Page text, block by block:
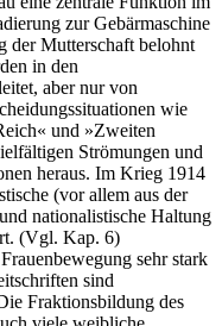
zur Gebärmaschine
der Mutterschaft belohnt
in den
aber nur von
wie
und »Zweiten
Strömungen und
heraus. Im Krieg 1914
(vor allem aus der
nationalistische Haltung
(Vgl. Kap. 6)
sehr stark
sind
Fraktionsbildung des